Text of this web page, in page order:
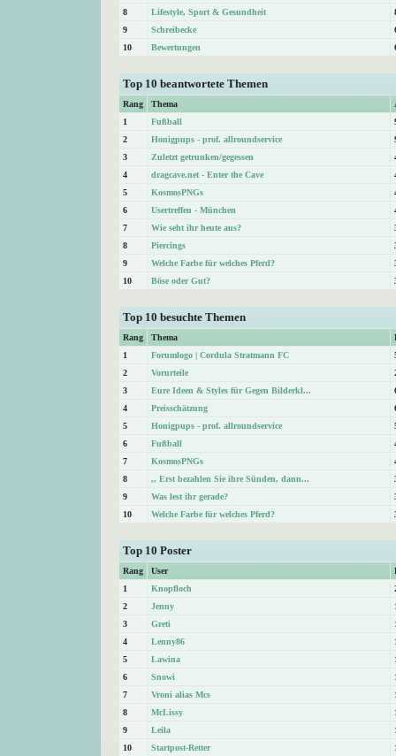
8
Lifestyle, Sport & Gesundheit
9
Schreibecke
10
Bewertungen
Top 10 beantwortete Themen
Rang Thema
1
Fußball
2
Honigpups - prof. allroundservice
3
Zuletzt getrunken/gegessen
4
dragcave.net - Enter the Cave
5
KosmosPNGs
6
Usertreffen - München
7
Wie seht ihr heute aus?
8
Piercings
9
Welche Farbe für welches Pferd?
10
Böse oder Gut?
Top 10 besuchte Themen
Rang Thema
1
Forumlogo | Cordula Stratmann FC
2
Vorurteile
3
Eure Ideen & Styles für Gegen Bilderkl...
4
Preisschätzung
5
Honigpups - prof. allroundservice
6
Fußball
7
KosmosPNGs
8
,, Erst bezahlen Sie ihre Sünden, dann...
9
Was lest ihr gerade?
10
Welche Farbe für welches Pferd?
Top 10 Poster
Rang User
1
Knopfloch
2
Jenny
3
Greti
4
Lenny86
5
Lawina
6
Snowi
7
Vroni alias Mcs
8
McLissy
9
Leila
10
Startpost-Retter